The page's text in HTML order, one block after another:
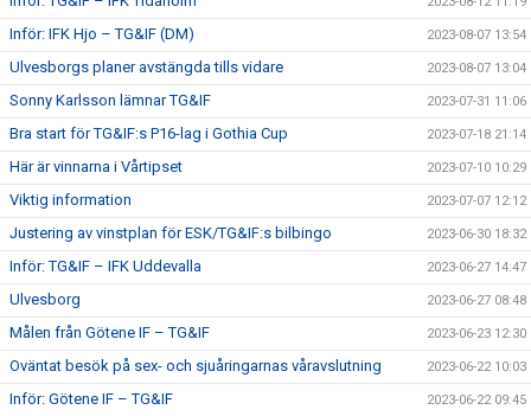
Inför: IFK Hjo – TG&IF (DM) 2023-08-07 13:54
Ulvesborgs planer avstängda tills vidare 2023-08-07 13:04
Sonny Karlsson lämnar TG&IF 2023-07-31 11:06
Bra start för TG&IF:s P16-lag i Gothia Cup 2023-07-18 21:14
Här är vinnarna i Vårtipset 2023-07-10 10:29
Viktig information 2023-07-07 12:12
Justering av vinstplan för ESK/TG&IF:s bilbingo 2023-06-30 18:32
Inför: TG&IF – IFK Uddevalla 2023-06-27 14:47
Ulvesborg 2023-06-27 08:48
Målen från Götene IF – TG&IF 2023-06-23 12:30
Oväntat besök på sex- och sjuåringarnas våravslutning 2023-06-22 10:03
Inför: Götene IF – TG&IF 2023-06-22 09:45